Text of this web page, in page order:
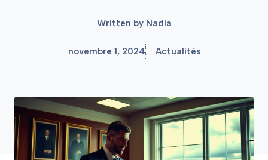
Written by Nadia
novembre 1, 2024 Actualités